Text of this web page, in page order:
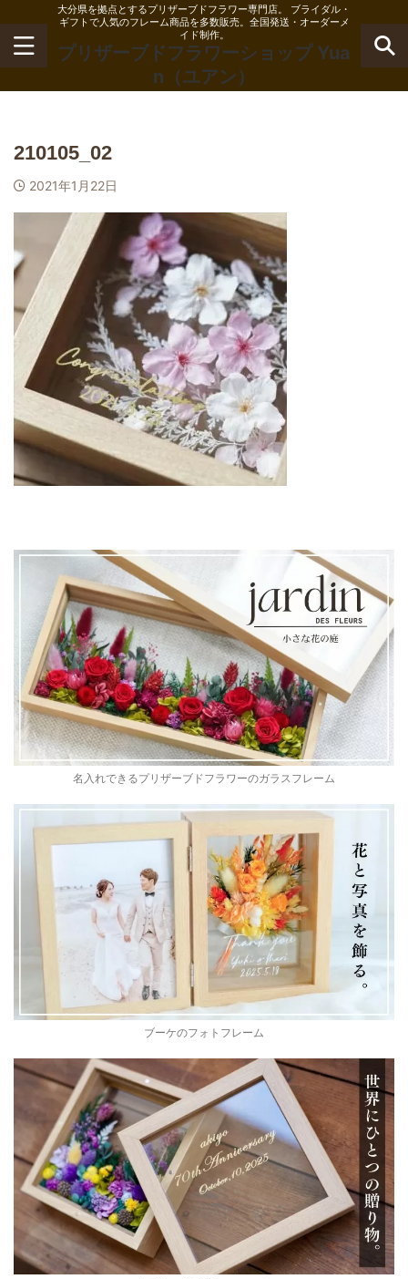
大分県を拠点とするプリザーブドフラワー専門店。 ブライダル・
ギフトで人気のフレーム商品を多数販売。全国発送・オーダーメ
イド制作。
プリザーブドフラワーショップ Yua
n（ユアン）
210105_02
2021年1月22日
名入れできるプリザーブドフラワーのガラスフレーム
ブーケのフォトフレーム